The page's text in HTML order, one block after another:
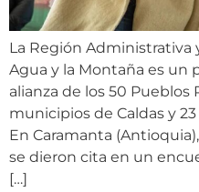
La Región Administrativa
Agua y la Montaña es un
alianza de los 50 Pueblos
municipios de Caldas y
En Caramanta
se dieron cita en un
[…]